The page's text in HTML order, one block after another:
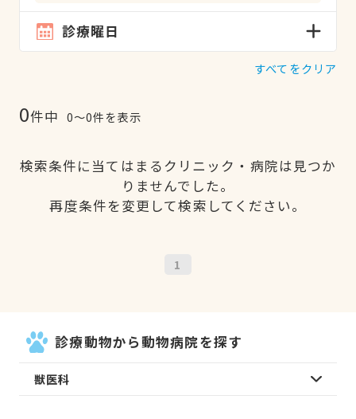
診療曜日
すべてをクリア
0件中 0〜0件を表示
検索条件に当てはまるクリニック・病院は見つか
りませんでした。
再度条件を変更して検索してください。
1
診療動物から動物病院を探す
獣医科